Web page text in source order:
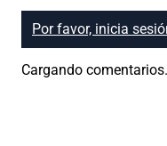
Por favor, inicia
Cargando